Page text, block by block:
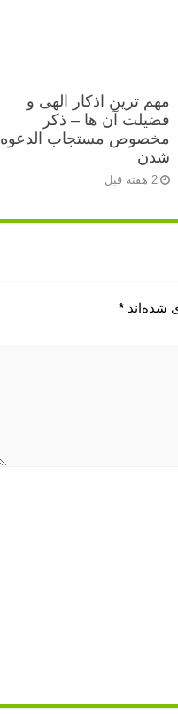
مهم ترین اذکار الهی و
فضیلت آن ها – ذکر
مخصوص مستجاب الدعوه
شدن
2 هفته قبل
شده‌اند*